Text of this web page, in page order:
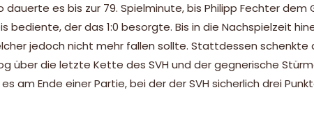
dauerte es bis zur 79. Spielminute, bis Philipp Fechter
bediente, der das 1:0 besorgte. Bis in die Nachspielzeit
jedoch nicht mehr fallen sollte. Stattdessen schenkte
über die letzte Kette des SVH und der gegnerische
am Ende einer Partie, bei der der SVH sicherlich drei